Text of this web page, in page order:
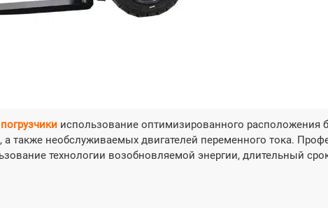
использование оптимизированного расположения
а также необслуживаемых двигателей переменного тока.
технологии возобновляемой энергии, длительный
Мощность (кВт)